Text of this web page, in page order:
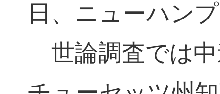
日、ニューハン
世論調査では